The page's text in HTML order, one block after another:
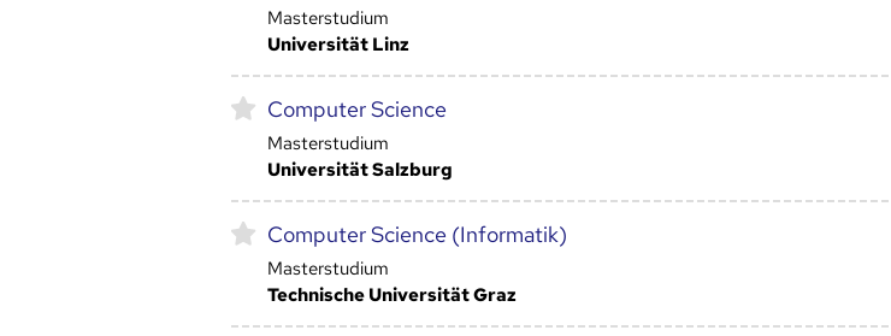
Masterstudium
Universität Linz
Computer Science
Masterstudium
Universität Salzburg
Computer Science (Informatik)
Masterstudium
Technische Universität Graz